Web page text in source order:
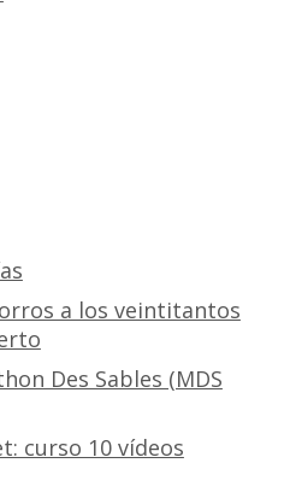
a los veintitantos
Des Sables (MDS
curso 10 vídeos